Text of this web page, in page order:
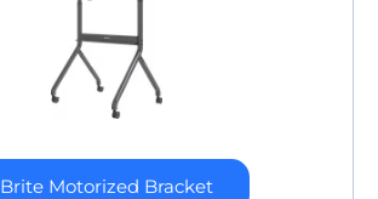
Brite Motorized Bracket